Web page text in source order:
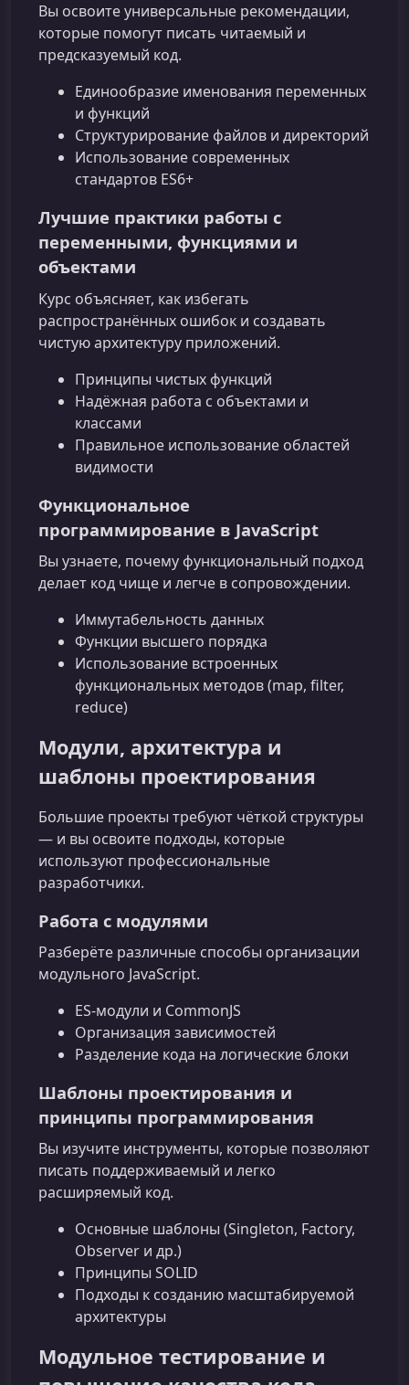
Вы освоите универсальные рекомендации,
которые помогут писать читаемый и
предсказуемый код.
Единообразие именования переменных
и функций
Структурирование файлов и директорий
Использование современных
стандартов ES6+
Лучшие практики работы с
переменными, функциями и
объектами
Курс объясняет, как избегать
распространённых ошибок и создавать
чистую архитектуру приложений.
Принципы чистых функций
Надёжная работа с объектами и
классами
Правильное использование областей
видимости
Функциональное
программирование в JavaScript
Вы узнаете, почему функциональный подход
делает код чище и легче в сопровождении.
Иммутабельность данных
Функции высшего порядка
Использование встроенных
функциональных методов (map, filter,
reduce)
Модули, архитектура и
шаблоны проектирования
Большие проекты требуют чёткой структуры
— и вы освоите подходы, которые
используют профессиональные
разработчики.
Работа с модулями
Разберёте различные способы организации
модульного JavaScript.
ES-модули и CommonJS
Организация зависимостей
Разделение кода на логические блоки
Шаблоны проектирования и
принципы программирования
Вы изучите инструменты, которые позволяют
писать поддерживаемый и легко
расширяемый код.
Основные шаблоны (Singleton, Factory,
Observer и др.)
Принципы SOLID
Подходы к созданию масштабируемой
архитектуры
Модульное тестирование и